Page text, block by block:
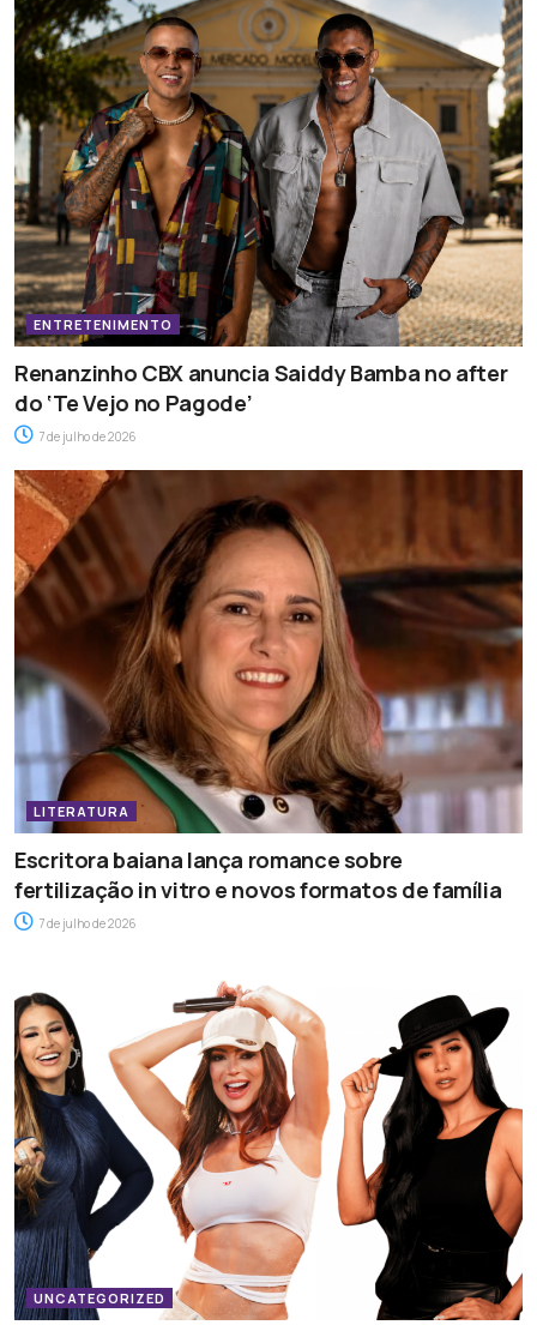
ENTRETENIMENTO
Renanzinho CBX anuncia Saiddy Bamba no after
do ‘Te Vejo no Pagode’
7 de julho de 2026
LITERATURA
Escritora baiana lança romance sobre
fertilização in vitro e novos formatos de família
7 de julho de 2026
UNCATEGORIZED